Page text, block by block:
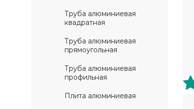
Труба алюминиевая
квадратная
Труба алюминиевая
прямоугольная
Труба алюминиевая
профильная
Плита алюминиевая